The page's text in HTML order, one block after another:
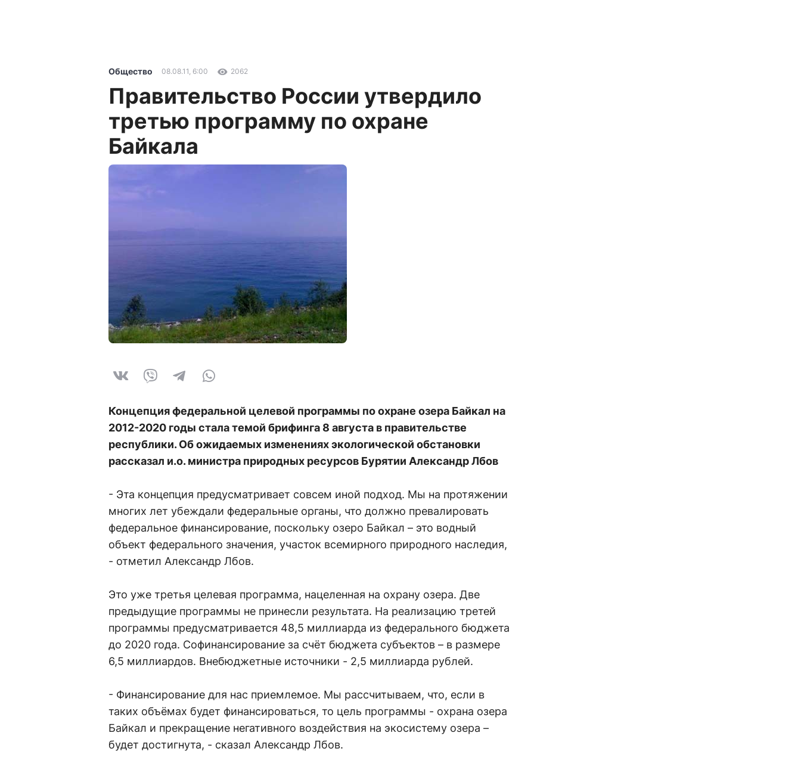
Общество 08.08.11, 6:00 2062
Правительство России утвердило
третью программу по охране
Байкала
Концепция федеральной целевой программы по охране озера Байкал на
2012-2020 годы стала темой брифинга 8 августа в правительстве
республики. Об ожидаемых изменениях экологической обстановки
рассказал и.о. министра природных ресурсов Бурятии Александр Лбов
- Эта концепция предусматривает совсем иной подход. Мы на протяжении
многих лет убеждали федеральные органы, что должно превалировать
федеральное финансирование, поскольку озеро Байкал – это водный
объект федерального значения, участок всемирного природного наследия,
- отметил Александр Лбов.
Это уже третья целевая программа, нацеленная на охрану озера. Две
предыдущие программы не принесли результата. На реализацию третей
программы предусматривается 48,5 миллиарда из федерального бюджета
до 2020 года. Софинансирование за счёт бюджета субъектов – в размере
6,5 миллиардов. Внебюджетные источники - 2,5 миллиарда рублей.
- Финансирование для нас приемлемое. Мы рассчитываем, что, если в
таких объёмах будет финансироваться, то цель программы - охрана озера
Байкал и прекращение негативного воздействия на экосистему озера –
будет достигнута, - сказал Александр Лбов.